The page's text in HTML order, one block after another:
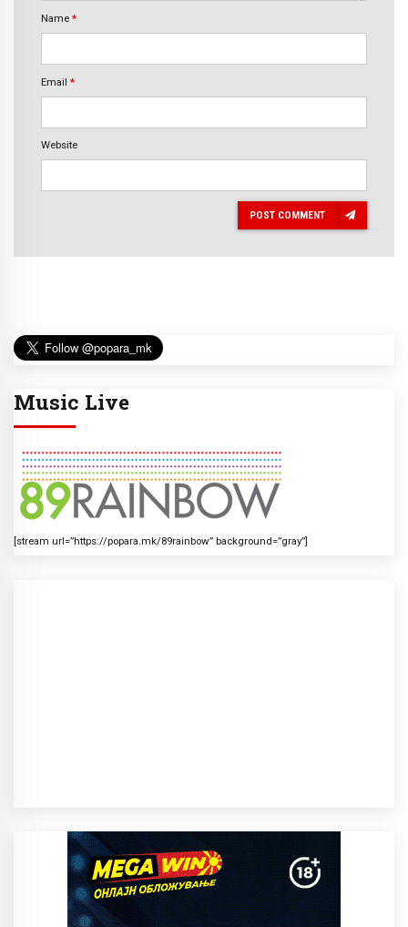
Name *
Email *
Website
POST COMMENT
Music Live
[stream url=”https://popara.mk/89rainbow” background=”gray”]